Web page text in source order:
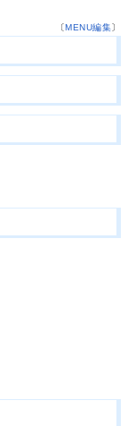
〔MENU編集〕